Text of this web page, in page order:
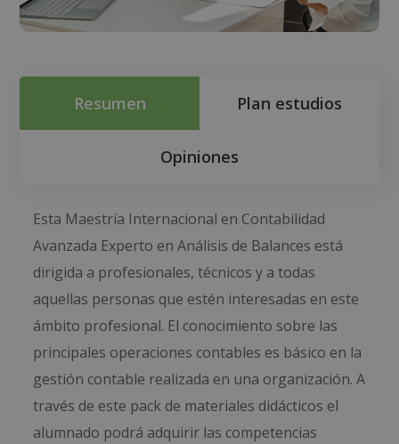
Resumen Plan estudios
Opiniones
Esta Maestría Internacional en Contabilidad
Avanzada Experto en Análisis de Balances está
dirigida a profesionales, técnicos y a todas
aquellas personas que estén interesadas en este
ámbito profesional. El conocimiento sobre las
principales operaciones contables es básico en la
gestión contable realizada en una organización. A
través de este pack de materiales didácticos el
alumnado podrá adquirir las competencias